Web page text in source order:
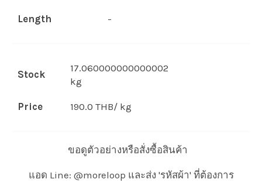
Length -
Stock
17.060000000000002
kg
Price 190.0 THB/ kg
ขอดูตัวอย่างหรือสั่งซื้อสินค้า
แอด Line: @moreloop และส่ง 'รหัสผ้า' ที่ต้องการ